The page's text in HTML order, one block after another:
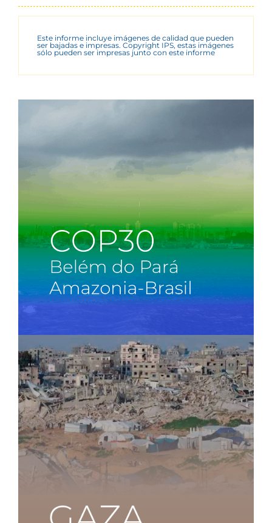
Este informe incluye imágenes de calidad que pueden
ser bajadas e impresas. Copyright IPS, estas imágenes
sólo pueden ser impresas junto con este informe